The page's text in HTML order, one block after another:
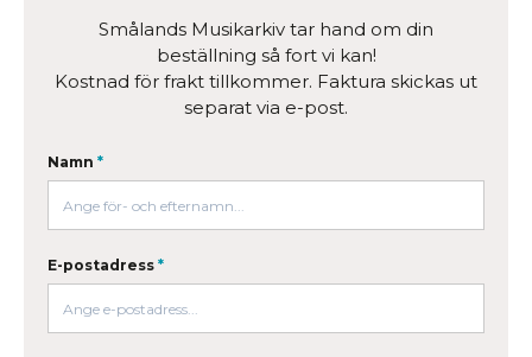
Smålands Musikarkiv tar hand om din
beställning så fort vi kan!
Kostnad för frakt tillkommer. Faktura skickas ut
separat via e-post.
Namn *
E-postadress *